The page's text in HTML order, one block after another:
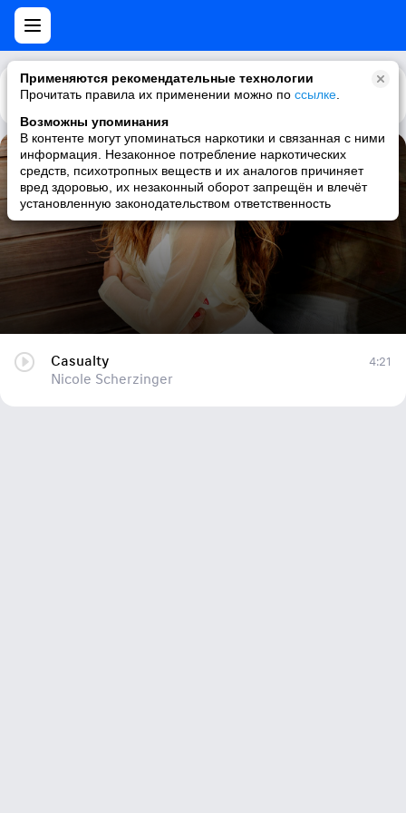
Применяются рекомендательные технологии
Прочитать правила их применении можно по ссылке
Возможны упоминания
В контенте могут упоминаться наркотики и связанная с ними
информация. Незаконное потребление наркотических
средств, психотропных веществ и их аналогов причиняет
вред здоровью, их незаконный оборот запрещён и влечёт
установленную законодательством ответственность
Каталог Рекомендации
Casualty
Nicole Scherzinger
Casualty
Nicole Scherzinger
4:21